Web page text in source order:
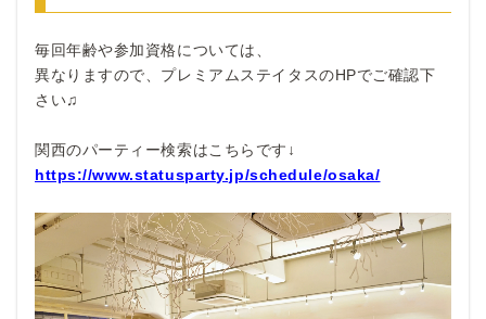
毎回年齢や参加資格については、
異なりますので、プレミアムステイタスのHPでご確認下
さい♫
関西のパーティー検索はこちらです↓
https://www.statusparty.jp/schedule/osaka/